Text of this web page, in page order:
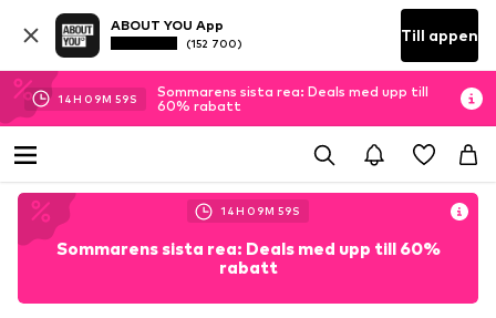
ABOUT YOU App
(152 700) Till appen
14H 09M 59S
Sommarens sista rea: Deals med upp till
60% rabatt
14H 09M 59S
Sommarens sista rea: Deals med upp till 60%
rabatt